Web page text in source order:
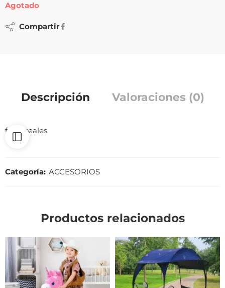
Agotado
Compartir
Descripción Valoraciones (0)
fotos reales
Categoría: ACCESORIOS
Productos relacionados